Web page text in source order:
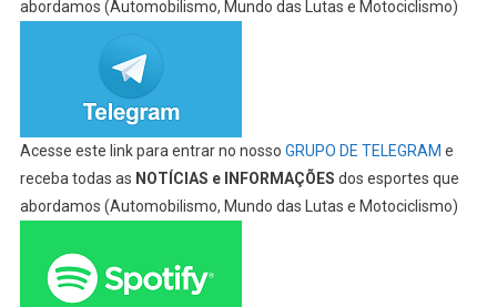
abordamos (Automobilismo, Mundo das Lutas e Motociclismo)
Acesse este link para entrar no nosso GRUPO DE TELEGRAM e
receba todas as NOTÍCIAS e INFORMAÇÕES dos esportes que
abordamos (Automobilismo, Mundo das Lutas e Motociclismo)